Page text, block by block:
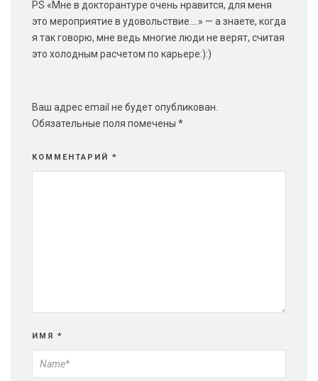
PS «Мне в докторантуре очень нравится, для меня
это мероприятие в удовольствие….» — а знаете, когда
я так говорю, мне ведь многие люди не верят, считая
это холодным расчетом по карьере:):)
Ваш адрес email не будет опубликован.
Обязательные поля помечены *
КОММЕНТАРИЙ *
ИМЯ *